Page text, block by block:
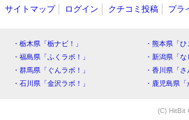
サイトマップ ログイン クチコミ投稿 プラ
・栃木県「栃ナビ！」
・熊本県「
・福島県「ふくラボ！」
・新潟県「
・群馬県「ぐんラボ！」
・香川県「
・石川県「金沢ラボ！」
・鹿児島県
(C) HitBit